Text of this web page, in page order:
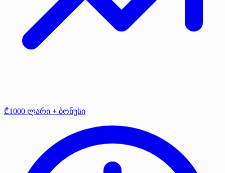
₾1000 ლარი + ბონუსი